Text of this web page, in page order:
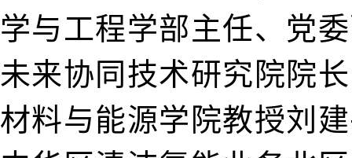
学与工程学部主任、党
未来协同技术研究院院
材料与能源学院教授刘